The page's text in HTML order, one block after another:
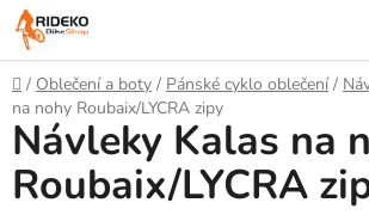
Přejít
na
obsah
Domů
/ Oblečení a boty / Pánské cyklo oblečení /
na nohy Roubaix/LYCRA zipy
Návleky Kalas na
Roubaix/LYCRA